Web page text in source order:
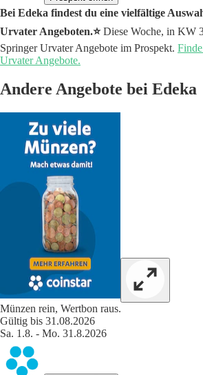
Bei Edeka findest du eine vielfältige
Urvater Angeboten.⭐️Diese Woche, in KW
Springer Urvater Angebote im Prospekt.
Urvater Angebote.
Andere Angebote bei Edeka
Münzen rein, Wertbon raus.
Gültig bis 31.08.2026
Sa. 1.8. - Mo. 31.8.2026